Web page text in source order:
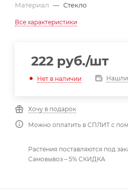
Материал — Стекло
Все характеристики
222 руб./шт
Нет в наличии Нашли
Хочу в подарок
Можно оплатить в СПЛИТ с
Растения поставляются под
Самовывоз – 5% СКИДКА